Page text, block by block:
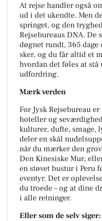
At rejse handler også
ud i det ukendte. Men
springet, og den
Rejsebureaus DNA.
døgnet rundt, 365 dage
sker, og du får altid et
hvordan det føles at stå
udfordring.
Mærk verden
For Jysk Rejsebureau
hoteller og
kulturer, dufte, smage,
deler en skål
når du mærker den
Den Kinesiske Mur,
en støvet bustur i Peru
eventyr. Det er
du troede – og at dine
i alle retninger.
Eller som de selv